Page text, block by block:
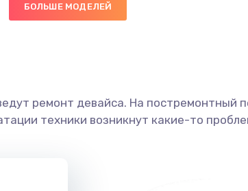
БОЛЬШЕ МОДЕЛЕЙ
ремонт девайса. На постремонтный
техники возникнут какие-то